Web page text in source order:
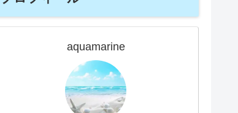
aquamarine